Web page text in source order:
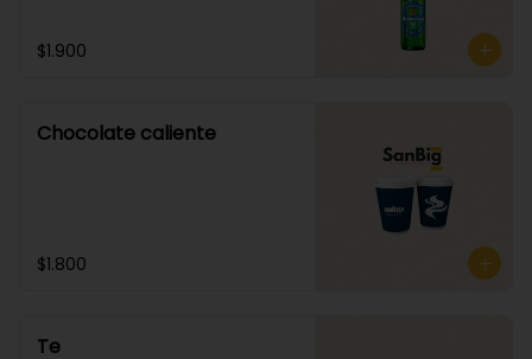
$1.900
Chocolate caliente
$1.800
Te